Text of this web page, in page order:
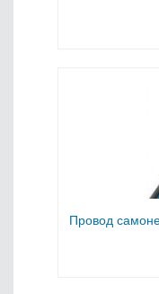
Провод